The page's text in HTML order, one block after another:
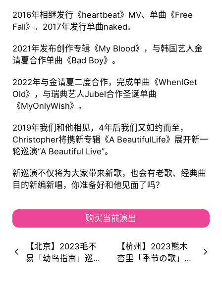
2016年相继发行《heartbeat》MV、单曲《Free
Fall》。2017年发行单曲naked。
2021年发布创作专辑《My Blood》，与韩国艺人金
请夏合作单曲《Bad Boy》。
2022年与金请夏二度合作，完成单曲《WhenlGet
Old》，与瑞典艺人Jubel合作圣诞单曲
《MyOnlyWish》。
2019年我们和他相见，4年后我们又如约而至，
Christopher将携新专辑《A BeautifulLife》展开新一
轮巡演“A Beautiful Live”。
新巡演不仅将为大家带来新歌，也会有老歌、经典曲
目的新编新唱，你准备好和他见面了吗？
购买当前演出
【北京】2023毛不
易「幼鸟指南」巡
【杭州】2023熊木
杏里「季节の歌」出